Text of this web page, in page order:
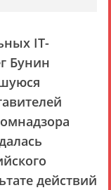
IT-
Бунин
действий